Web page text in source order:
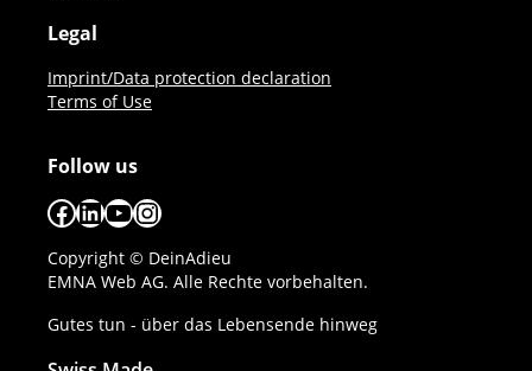
Legal
Imprint/Data protection declaration
Terms of Use
Follow us
Facebook
LinkedIn
YouTube
Instagram
Copyright © DeinAdieu
EMNA Web AG. Alle Rechte vorbehalten.
Gutes tun - über das Lebensende hinweg